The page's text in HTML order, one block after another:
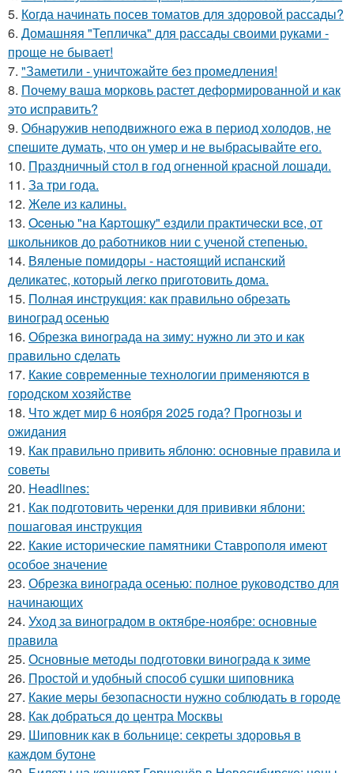
5. Когда начинать посев томатов для здоровой рассады?
6. Домашняя "Тепличка" для рассады своими руками -
проще не бывает!
7. "Заметили - уничтожайте без промедления!
8. Почему ваша морковь растет деформированной и как
это исправить?
9. Обнаружив неподвижного ежа в период холодов, не
спешите думать, что он умер и не выбрасывайте его.
10. Праздничный стол в год огненной красной лошади.
11. За три года.
12. Желе из калины.
13. Oceнью "нa Кapтошку" eздили пpaктичecки вce, от
школьников до работников нии с ученой степенью.
14. Вяленые помидоры - настоящий испанский
деликатес, который легко приготовить дома.
15. Полная инструкция: как правильно обрезать
виноград осенью
16. Обрезка винограда на зиму: нужно ли это и как
правильно сделать
17. Какие современные технологии применяются в
городском хозяйстве
18. Что ждет мир 6 ноября 2025 года? Прогнозы и
ожидания
19. Как правильно привить яблоню: основные правила и
советы
20. Headlines:
21. Как подготовить черенки для прививки яблони:
пошаговая инструкция
22. Какие исторические памятники Ставрополя имеют
особое значение
23. Обрезка винограда осенью: полное руководство для
начинающих
24. Уход за виноградом в октябре-ноябре: основные
правила
25. Основные методы подготовки винограда к зиме
26. Простой и удобный способ сушки шиповника
27. Какие меры безопасности нужно соблюдать в городе
28. Как добраться до центра Москвы
29. Шиповник как в больнице: секреты здоровья в
каждом бутоне